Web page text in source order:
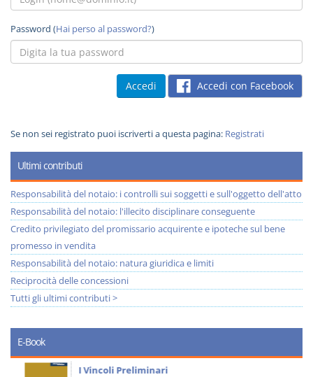
Password (Hai perso al password?)
Accedi con Facebook
Se non sei registrato puoi iscriverti a questa pagina: Registrati
Ultimi contributi
Responsabilità del notaio: i controlli sui soggetti e sull'oggetto dell'atto
Responsabilità del notaio: l'illecito disciplinare conseguente
Credito privilegiato del promissario acquirente e ipoteche sul bene
promesso in vendita
Responsabilità del notaio: natura giuridica e limiti
Reciprocità delle concessioni
Tutti gli ultimi contributi >
E-Book
I Vincoli Preliminari